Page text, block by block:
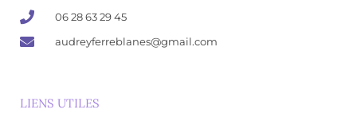
06 28 63 29 45
audreyferreblanes@gmail.com
LIENS UTILES